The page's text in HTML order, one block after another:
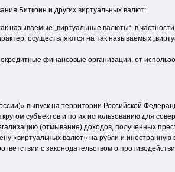
Биткоин и других виртуальных валют:
„виртуальные валюты“, в
осуществляются на так называемых
финансовые организации, от
выпуск на территории Российской
субъектов и по их использованию для
(отмывание) доходов, полученных
«виртуальных валют» на рубли и
с законодательством о